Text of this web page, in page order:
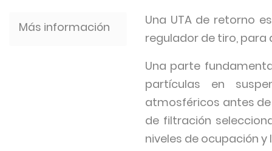
Más información
Una UTA de retorno
regulador de tiro, para
Una parte
partículas en
atmosféricos antes
de filtración
niveles de ocupación